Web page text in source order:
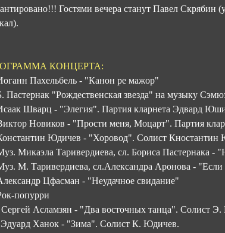
Гостями вечера станут Павел
КОНЦЕРТА:
Пахельбель - "Канон ре мажор"
Пастернак "Рождественская звезда" на музыку
Шварц - "Элегия". Партия кларнета Эдвард
Новиков - "Прости меня, Моцарт". Партия
Юдичев - "Хоровод". Солист Кностантин
Микаэла Таривердиева, сл. Бориса Пастернака -
М. Таривердиева, сл.Александра Аронова -
Цфасман - "Неудачное свидание"
попурри
Сергей Асламзян - "Два восточных танца". Солист
Эдуард Ханок - "Зима". Солист К. Юдичев.